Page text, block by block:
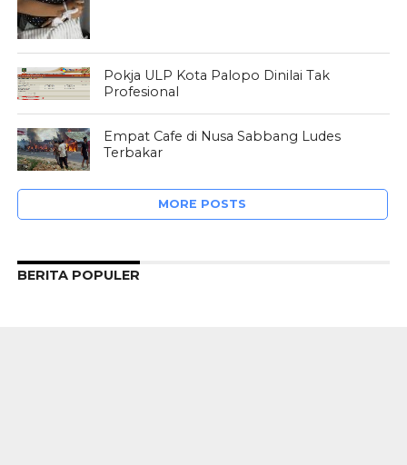
Pokja ULP Kota Palopo Dinilai Tak
Profesional
Empat Cafe di Nusa Sabbang Ludes
Terbakar
MORE POSTS
BERITA POPULER